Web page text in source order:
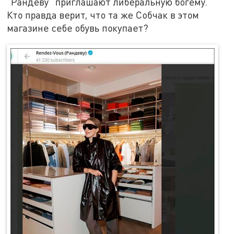
Кто правда верит, что та же Собчак в этом
магазине себе обувь покупает?